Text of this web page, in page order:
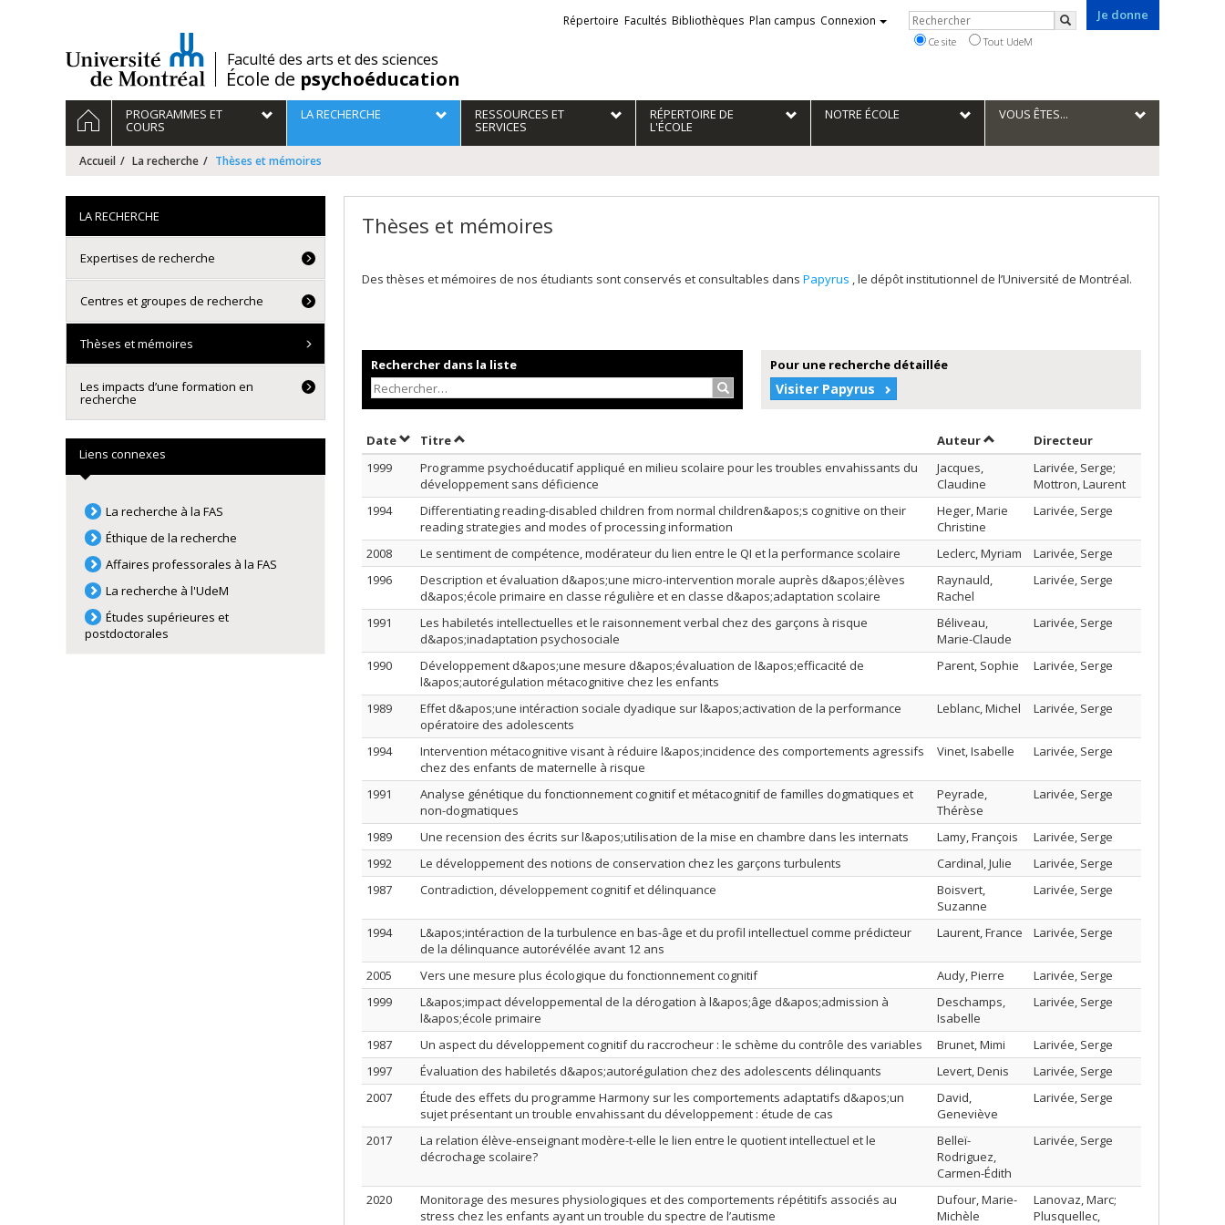
/Faculté des arts et des sciences
École de psychoéducation
Je donne
Liens
externes
Répertoire Facultés Bibliothèques Plan campus Connexion Rechercher
Rechercher
Ce site Tout UdeM
Navigation
principale
ACCUEILPROGRAMMES ET
COURS
LA RECHERCHE RESSOURCES ET
SERVICES
RÉPERTOIRE DE
L'ÉCOLE
NOTRE ÉCOLE VOUS ÊTES...
Accueil La recherche Thèses et mémoires
Thèses et mémoires
Des thèses et mémoires de nos étudiants sont conservés et consultables dans Papyrus , le dépôt institutionnel de l’Université de Montréal.
Rechercher dans la liste
Rechercher…
Pour une recherche détaillée
Visiter Papyrus
DateTrier par date en ordre décroissant
TitreTrier par titre en ordre décroissant AuteurTrier par auteur en ordre décroissant
Directeur
1999
Programme psychoéducatif appliqué en milieu scolaire pour les troubles envahissants du
développement sans déficience
Jacques,
Claudine
Larivée, Serge;
Mottron, Laurent
1994
Differentiating reading-disabled children from normal children&apos;s cognitive on their
reading strategies and modes of processing information
Heger, Marie
Christine
Larivée, Serge
2008 Le sentiment de compétence, modérateur du lien entre le QI et la performance scolaire Leclerc, Myriam
Larivée, Serge
1996
Description et évaluation d&apos;une micro-intervention morale auprès d&apos;élèves
d&apos;école primaire en classe régulière et en classe d&apos;adaptation scolaire
Raynauld,
Rachel
Larivée, Serge
1991
Les habiletés intellectuelles et le raisonnement verbal chez des garçons à risque
d&apos;inadaptation psychosociale
Béliveau,
Marie-Claude
Larivée, Serge
1990
Développement d&apos;une mesure d&apos;évaluation de l&apos;efficacité de
l&apos;autorégulation métacognitive chez les enfants
Parent, Sophie Larivée, Serge
1989
Effet d&apos;une intéraction sociale dyadique sur l&apos;activation de la performance
opératoire des adolescents
Leblanc, Michel Larivée, Serge
1994
Intervention métacognitive visant à réduire l&apos;incidence des comportements agressifs
chez des enfants de maternelle à risque
Vinet, Isabelle Larivée, Serge
1991
Analyse génétique du fonctionnement cognitif et métacognitif de familles dogmatiques et
non-dogmatiques
Peyrade,
Thérèse
Larivée, Serge
1989 Une recension des écrits sur l&apos;utilisation de la mise en chambre dans les internats Lamy, François
Larivée, Serge
1992
Le développement des notions de conservation chez les garçons turbulents Cardinal, Julie
Larivée, Serge
1987
Contradiction, développement cognitif et délinquance
Boisvert,
Suzanne
Larivée, Serge
1994
L&apos;intéraction de la turbulence en bas-âge et du profil intellectuel comme prédicteur
de la délinquance autorévélée avant 12 ans
Laurent, France Larivée, Serge
2005 Vers une mesure plus écologique du fonctionnement cognitif Audy, Pierre
Larivée, Serge
1999
L&apos;impact développemental de la dérogation à l&apos;âge d&apos;admission à
l&apos;école primaire
Deschamps,
Isabelle
Larivée, Serge
1987 Un aspect du développement cognitif du raccrocheur : le schème du contrôle des variables Brunet, Mimi
Larivée, Serge
1997
Évaluation des habiletés d&apos;autorégulation chez des adolescents délinquants Levert, Denis
Larivée, Serge
2007
Étude des effets du programme Harmony sur les comportements adaptatifs d&apos;un
sujet présentant un trouble envahissant du développement : étude de cas
David,
Geneviève
Larivée, Serge
2017
La relation élève-enseignant modère-t-elle le lien entre le quotient intellectuel et le
décrochage scolaire?
Belleï-
Rodriguez,
Carmen-Édith
Larivée, Serge
2020
Monitorage des mesures physiologiques et des comportements répétitifs associés au
stress chez les enfants ayant un trouble du spectre de l’autisme
Dufour, Marie-
Michèle
Lanovaz, Marc;
Plusquellec,
LA RECHERCHE
Expertises de recherche
Centres et groupes de recherche
Thèses et mémoires
Les impacts d’une formation en
recherche
Liens connexes
La recherche à la FAS
Éthique de la recherche
Affaires professorales à la FAS
La recherche à l'UdeM
Études supérieures et
postdoctorales